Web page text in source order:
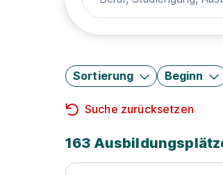
Sortierung Beginn
Suche zurücksetzen
163